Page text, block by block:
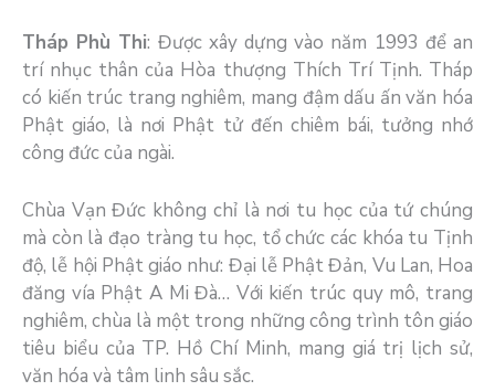
Tháp Phù Thi: Được xây dựng vào năm 1993 để an
trí nhục thân của Hòa thượng Thích Trí Tịnh. Tháp
có kiến trúc trang nghiêm, mang đậm dấu ấn văn hóa
Phật giáo, là nơi Phật tử đến chiêm bái, tưởng nhớ
công đức của ngài.
Chùa Vạn Đức không chỉ là nơi tu học của tứ chúng
mà còn là đạo tràng tu học, tổ chức các khóa tu Tịnh
độ, lễ hội Phật giáo như: Đại lễ Phật Đản, Vu Lan, Hoa
đăng vía Phật A Mi Đà… Với kiến trúc quy mô, trang
nghiêm, chùa là một trong những công trình tôn giáo
tiêu biểu của TP. Hồ Chí Minh, mang giá trị lịch sử,
văn hóa và tâm linh sâu sắc.